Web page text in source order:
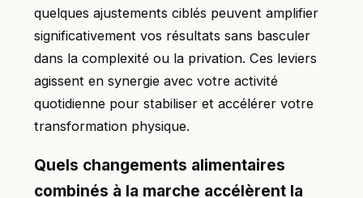
quelques ajustements ciblés peuvent amplifier
significativement vos résultats sans basculer
dans la complexité ou la privation. Ces leviers
agissent en synergie avec votre activité
quotidienne pour stabiliser et accélérer votre
transformation physique.
Quels changements alimentaires
combinés à la marche accélèrent la